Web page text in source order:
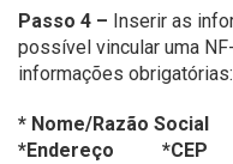
Passo 4 – Inserir as
possível vincular uma
informações obrigatórias:
* Nome/Razão
*Endereço *CEP